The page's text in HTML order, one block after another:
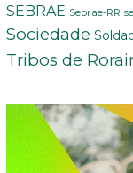
SEBRAE Sebrae-RR
Sociedade
Tribos de